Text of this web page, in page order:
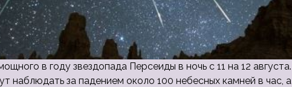
в году звездопада Персеиды в ночь с 11 на 12 августа.
наблюдать за падением около 100 небесных камней в час, а